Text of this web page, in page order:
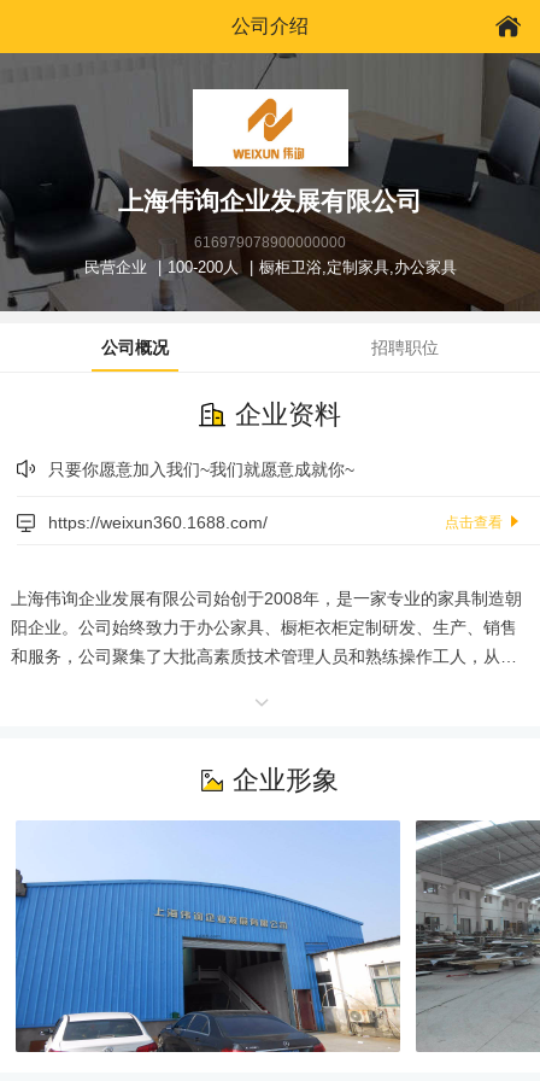
公司介绍
上海伟询企业发展有限公司
616979078900000000
民营企业 100-200人 橱柜卫浴,定制家具,办公家具
公司概况 招聘职位
企业资料
只要你愿意加入我们~我们就愿意成就你~
https://weixun360.1688.com/ 点击查看
上海伟询企业发展有限公司始创于2008年，是一家专业的家具制造朝
阳企业。公司始终致力于办公家具、橱柜衣柜定制研发、生产、销售
和服务，公司聚集了大批高素质技术管理人员和熟练操作工人，从设
体系和ISO14001环境体系认证，并按体系标准严格执着，强化企业科
产品文化潮流的新产品。灵动灵活、有效快捷、随时关怀、是伟询人
面对客户全心全意的精诚承诺。我们通过提供符合客户品牌的个性
化、人性化空间规划设计和空间优化布局，营造舒适便捷、高效率、
高品味的人文办公、学习、生活环境，并由此来实现企业价值。 伟询
企业以优质、诚信、发展的企业精神为指导，以“满意第一、用户至
上”为经营宗旨，不断提供更好的产品和服务，并以此满足和回馈广大
客户。
企业形象